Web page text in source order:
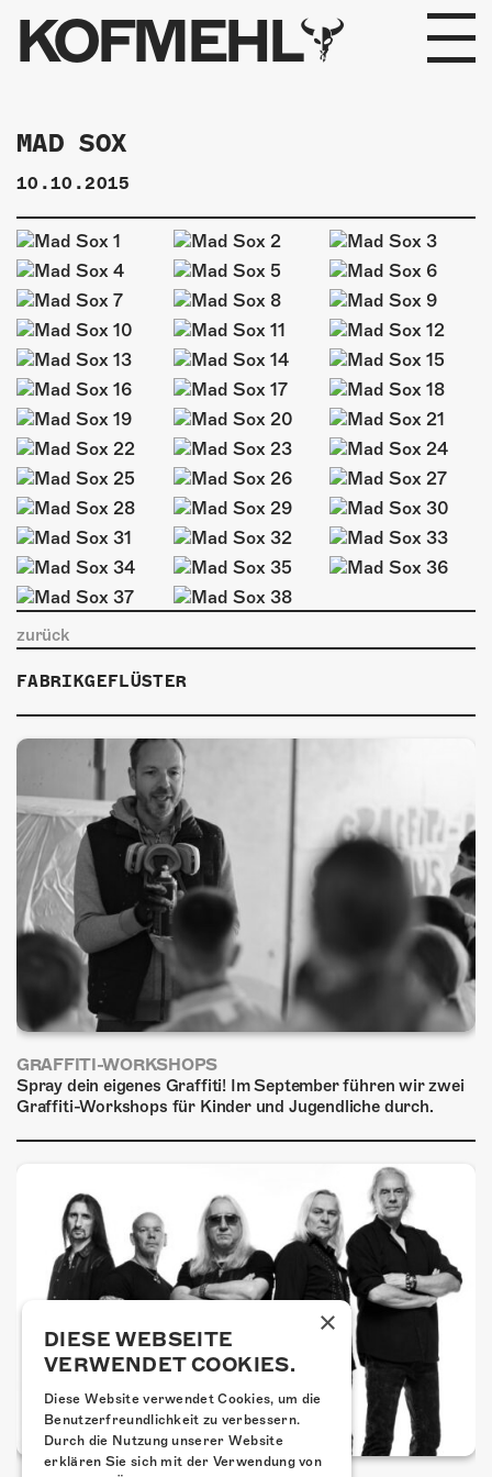
KOFMEHL
PROGRAMM
FABRIKGEFLÜSTER
GALERIE
FOTOGALERIE
PHOTOMAT
INFOS
KONTAKT
ÜBER UNS
GÖNNEREI
SHOP
MITMACHEN
MAD SOX
10.10.2015
zurück
FABRIKGEFLÜSTER
GRAFFITI-WORKSHOPS
Spray dein eigenes Graffiti! Im September führen wir zwei
Graffiti-Workshops für Kinder und Jugendliche durch.
×
DIESE WEBSEITE
VERWENDET COOKIES.
Diese Website verwendet Cookies, um die
Benutzerfreundlichkeit zu verbessern.
Durch die Nutzung unserer Website
erklären Sie sich mit der Verwendung von